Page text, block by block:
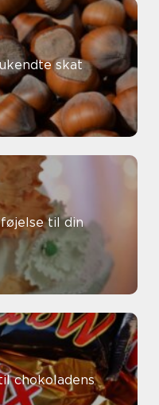
skat
til din
chokoladens